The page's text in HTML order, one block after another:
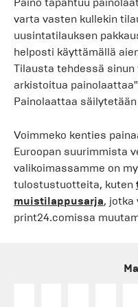
varta vasten kullekin
uusintatilauksen
helposti käyttämällä
Tilausta tehdessä
arkistoitua
Painolaattaa säilytetään
Voimmeko kenties
Euroopan suurimmista
valikoimassamme on
tulostustuotteita, kuten
muistilappusarja, jotka
print24.comissa